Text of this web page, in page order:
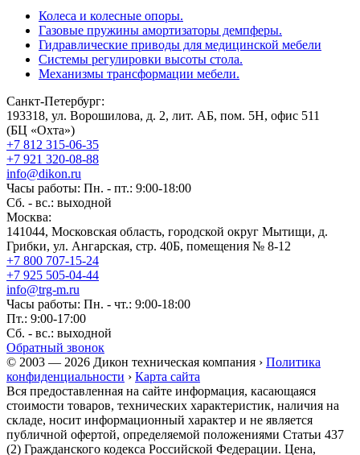
Колеса и колесные опоры.
Газовые пружины амортизаторы демпферы.
Гидравлические приводы для медицинской мебели
Системы регулировки высоты стола.
Механизмы трансформации мебели.
Санкт-Петербург:
193318, ул. Ворошилова, д. 2, лит. АБ, пом. 5Н, офис 511
(БЦ «Охта»)
+7 812 315-06-35
+7 921 320-08-88
info@dikon.ru
Часы работы: Пн. - пт.: 9:00-18:00
Сб. - вс.: выходной
Москва:
141044, Московская область, городской округ Мытищи, д.
Грибки, ул. Ангарская, стр. 40Б, помещения № 8-12
+7 800 707-15-24
+7 925 505-04-44
info@trg-m.ru
Часы работы: Пн. - чт.: 9:00-18:00
Пт.: 9:00-17:00
Сб. - вс.: выходной
Обратный звонок
© 2003 — 2026 Дикон техническая компания › Политика
конфиденциальности › Карта сайта
Вся предоставленная на сайте информация, касающаяся
стоимости товаров, технических характеристик, наличия на
складе, носит информационный характер и не является
публичной офертой, определяемой положениями Статьи 437
(2) Гражданского кодекса Российской Федерации. Цена,